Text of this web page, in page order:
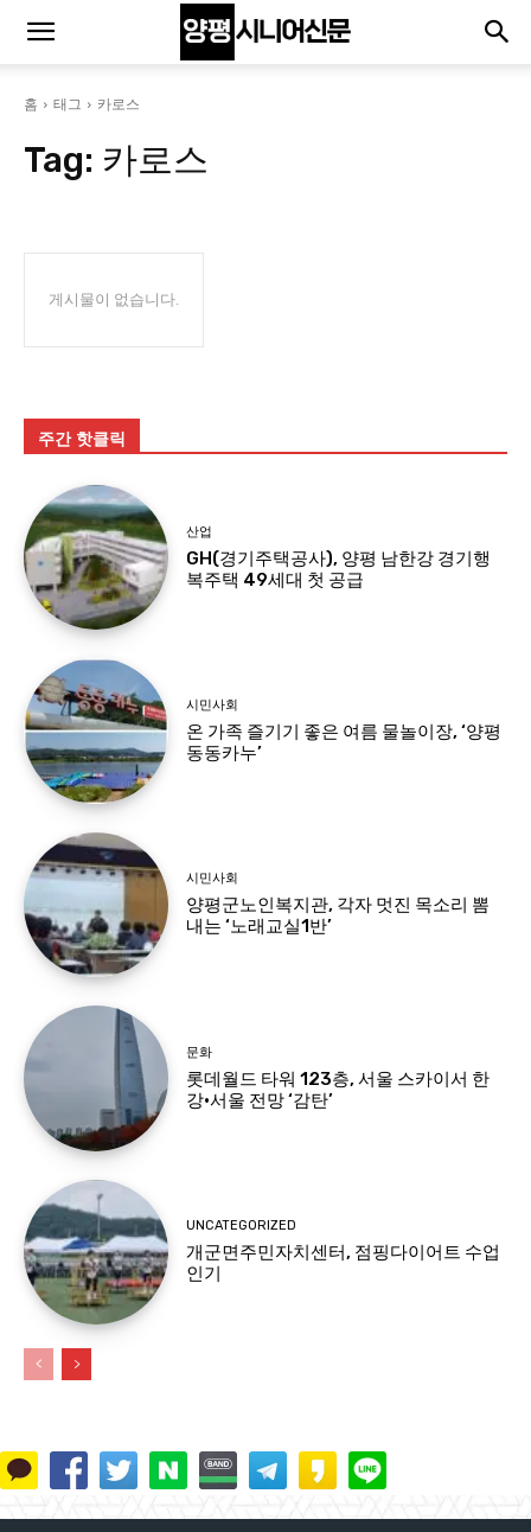
홈 태그 카로스
Tag: 카로스
게시물이 없습니다.
주간 핫클릭
산업
GH(경기주택공사), 양평 남한강 경기행
복주택 49세대 첫 공급
시민사회
온 가족 즐기기 좋은 여름 물놀이장, ‘양평
동동카누’
시민사회
양평군노인복지관, 각자 멋진 목소리 뽐
내는 ‘노래교실1반’
문화
롯데월드 타워 123층, 서울 스카이서 한
강·서울 전망 ‘감탄’
UNCATEGORIZED
개군면주민자치센터, 점핑다이어트 수업
인기